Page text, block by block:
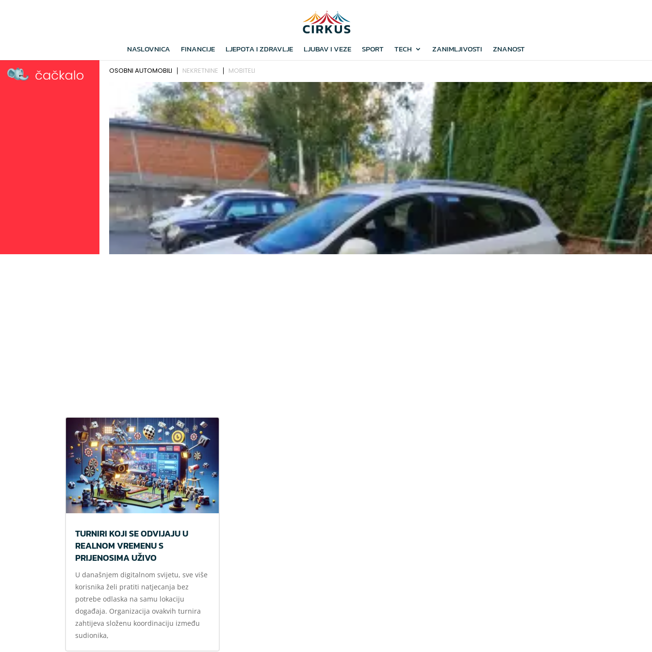
NASLOVNICA FINANCIJE LJEPOTA I ZDRAVLJE LJUBAV I VEZE SPORT TECH ZANIMLJIVOSTI ZNANOST
TURNIRI KOJI SE ODVIJAJU U
REALNOM VREMENU S
PRIJENOSIMA UŽIVO
U današnjem digitalnom svijetu, sve više
korisnika želi pratiti natjecanja bez
potrebe odlaska na samu lokaciju
događaja. Organizacija ovakvih turnira
zahtijeva složenu koordinaciju između
sudionika,